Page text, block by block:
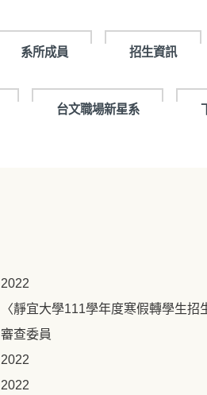
系所成員 招生資訊
台文職場新星系
2022
〈靜宜大學111學年度寒假轉學生招
審查委員
2022
2022